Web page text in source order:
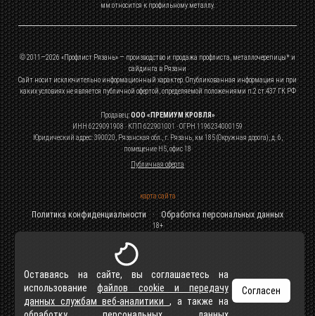
мм относится к профильному металлу.
© 2011—2026«Профлист Рязань» — производство и продажа профлиста, металлочерепицы* и
сайдинга в Рязани
Сайт носит исключительно информационный характер. Опубликованная информация ни при
каких условиях не является публичной офертой, определяемой положениями п.2 ст.437 ГК РФ
Продавец:ООО «ПРЕМИУМ КРОВЛЯ»
ИНН 6229091908 · КПП 622901001 · ОГРН 1196234000159
Юридический адрес: 390020, Рязанская обл., г. Рязань, км 185 (Окружная дорога), д. 6,
помещение Н5, офис 18
Публичная оферта
карта сайта
Политика конфиденциальности · Обработка персональных данных
18+
Оставаясь на сайте, вы соглашаетесь на
использованиефайлов cookie и передачу
данных службам веб-аналитики, а также на
Согласен